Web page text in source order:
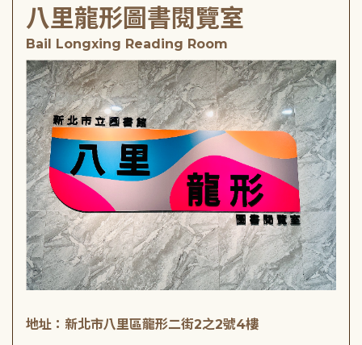
八里龍形圖書閱覽室
Bail Longxing Reading Room
地址：新北市八里區龍形二街2之2號4樓